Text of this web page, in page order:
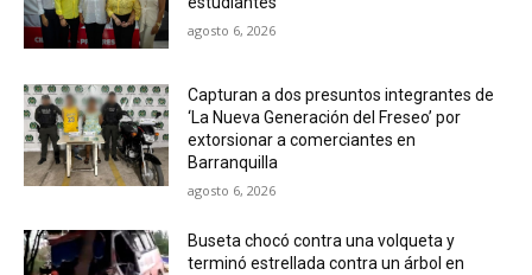
agosto 6, 2026
Capturan a dos presuntos integrantes de
‘La Nueva Generación del Freseo’ por
extorsionar a comerciantes en
Barranquilla
agosto 6, 2026
Buseta chocó contra una volqueta y
terminó estrellada contra un árbol en